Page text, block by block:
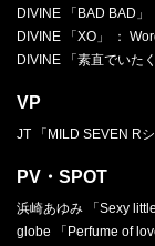
DIVINE 「BAD BAD」
DIVINE 「XO」 ：
DIVINE 「素直でいた
VP
JT 「MILD SEVEN Rシ
PV・SPOT
浜崎あゆみ 「Sexy
globe 「Perfume of